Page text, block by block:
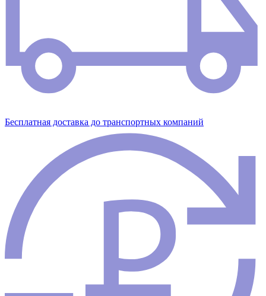
Бесплатная доставка до транспортных компаний